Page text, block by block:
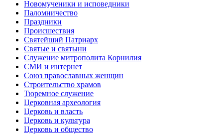
Новомученики и исповедники
Паломничество
Праздники
Происшествия
Святейший Патриарх
Святые и святыни
Служение митрополита Корнилия
СМИ и интернет
Союз православных женщин
Строительство храмов
Тюремное служение
Церковная археология
Церковь и власть
Церковь и культура
Церковь и общество